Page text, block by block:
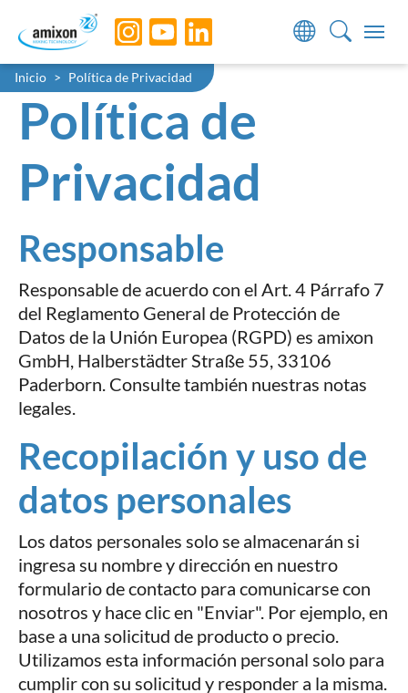
Skip to main navigation
Skip to main content
Skip to page footer
You are here:
Inicio Política de Privacidad
Política de
Privacidad
Responsable
Responsable de acuerdo con el Art. 4 Párrafo 7
del Reglamento General de Protección de
Datos de la Unión Europea (RGPD) es amixon
GmbH, Halberstädter Straße 55, 33106
Paderborn. Consulte también nuestras notas
legales.
Recopilación y uso de
datos personales
Los datos personales solo se almacenarán si
ingresa su nombre y dirección en nuestro
formulario de contacto para comunicarse con
nosotros y hace clic en "Enviar". Por ejemplo, en
base a una solicitud de producto o precio.
Utilizamos esta información personal solo para
cumplir con su solicitud y responder a la misma.